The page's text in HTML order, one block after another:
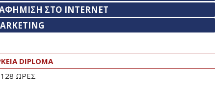
ΣΤΟ INTERNET
DIPLOMA
128 ΩΡΕΣ